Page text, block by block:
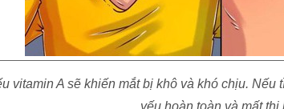
vitamin A sẽ khiến mắt bị khô và khó chịu. Nếu
yếu hoàn toàn và mất thị